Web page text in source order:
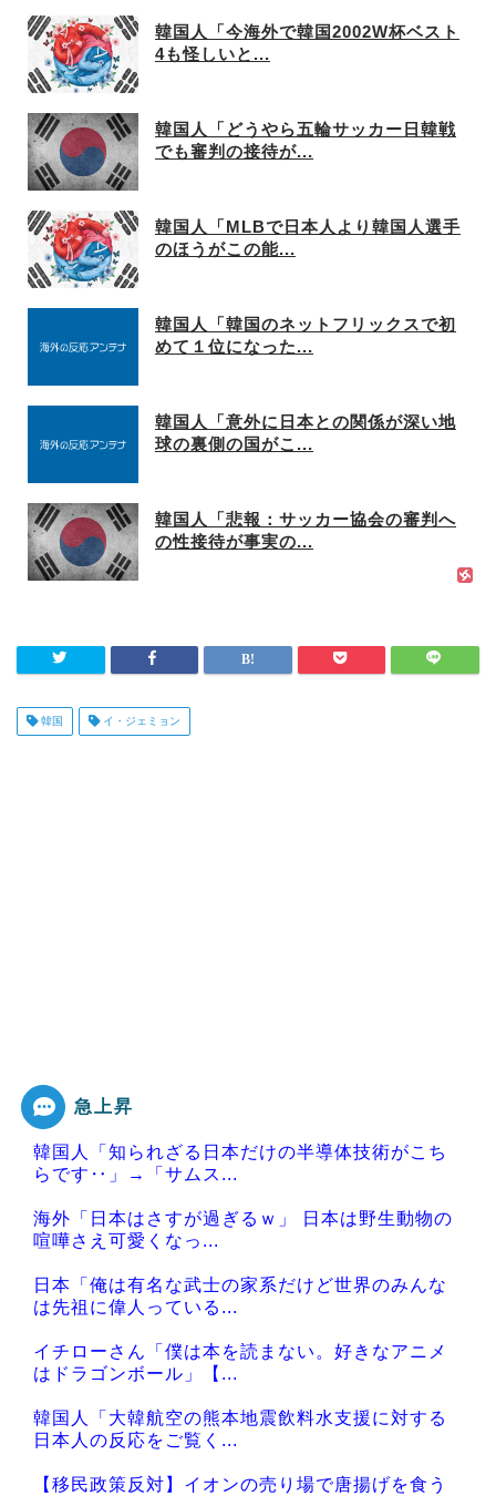
韓国人「今海外で韓国2002W杯ベスト
4も怪しいと...
韓国人「どうやら五輪サッカー日韓戦
でも審判の接待が...
韓国人「MLBで日本人より韓国人選手
のほうがこの能...
韓国人「韓国のネットフリックスで初
めて１位になった...
韓国人「意外に日本との関係が深い地
球の裏側の国がこ...
韓国人「悲報：サッカー協会の審判へ
の性接待が事実の...
韓国 イ・ジェミョン
急上昇
韓国人「知られざる日本だけの半導体技術がこち
らです‥」→「サムス...
海外「日本はさすが過ぎるｗ」 日本は野生動物の
喧嘩さえ可愛くなっ...
日本「俺は有名な武士の家系だけど世界のみんな
は先祖に偉人っている...
イチローさん「僕は本を読まない。好きなアニメ
はドラゴンボール」【...
韓国人「大韓航空の熊本地震飲料水支援に対する
日本人の反応をご覧く...
【移民政策反対】イオンの売り場で唐揚げを食う